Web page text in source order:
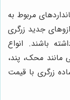
مربوط به
جدید زرگری
باشند. انواع
مانند محک، پند،
زرگری با قیمت